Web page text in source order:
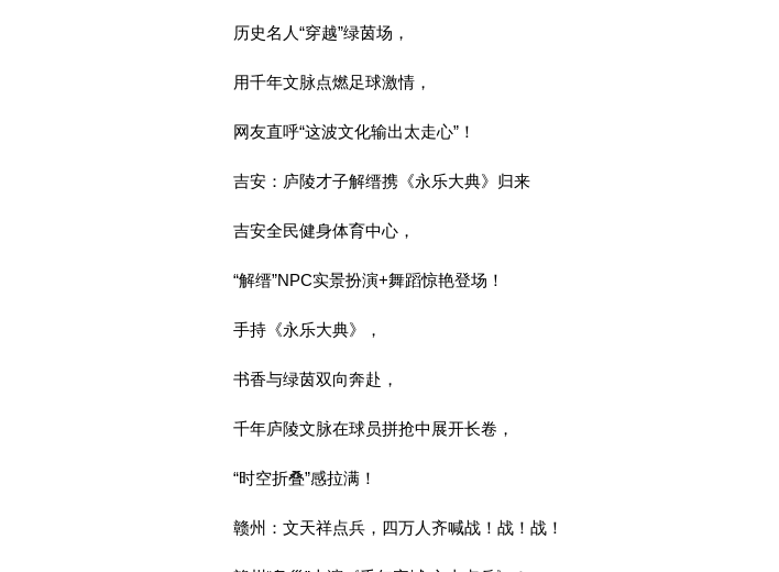
历史名人“穿越”绿茵场，
用千年文脉点燃足球激情，
网友直呼“这波文化输出太走心”！
吉安：庐陵才子解缙携《永乐大典》归来
吉安全民健身体育中心，
“解缙”NPC实景扮演+舞蹈惊艳登场！
手持《永乐大典》，
书香与绿茵双向奔赴，
千年庐陵文脉在球员拼抢中展开长卷，
“时空折叠”感拉满！
赣州：文天祥点兵，四万人齐喊战！战！战！